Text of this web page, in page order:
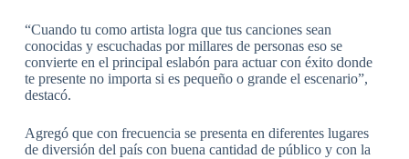
“Cuando tu como artista logra que tus canciones sean
conocidas y escuchadas por millares de personas eso se
convierte en el principal eslabón para actuar con éxito donde
te presente no importa si es pequeño o grande el escenario”,
destacó.
Agregó que con frecuencia se presenta en diferentes lugares
de diversión del país con buena cantidad de público y con la